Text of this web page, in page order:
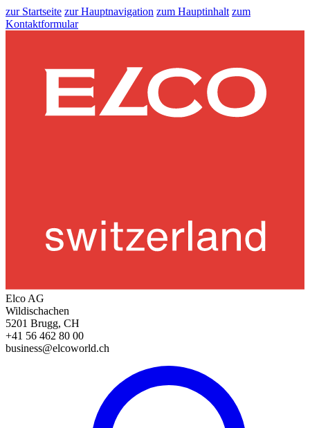
zur Startseite zur Hauptnavigation zum Hauptinhalt zum
Kontaktformular
Elco AG
Wildischachen
5201 Brugg, CH
+41 56 462 80 00
business@elcoworld.ch